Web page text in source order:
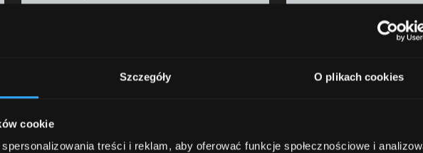
Szczegóły O plikach cookies
cookie
treści i reklam, aby oferować funkcje społecznościowe i
Viale della
42018 San Martino